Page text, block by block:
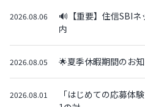
2026.08.06
🔊【重要】住信SBI
内
2026.08.05 🌟夏季休暇期間のお
2026.08.01
「はじめての応募体